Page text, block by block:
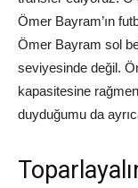
Ömer Bayram’ın
Ömer Bayram sol
seviyesinde değil.
kapasitesine
duyduğumu da